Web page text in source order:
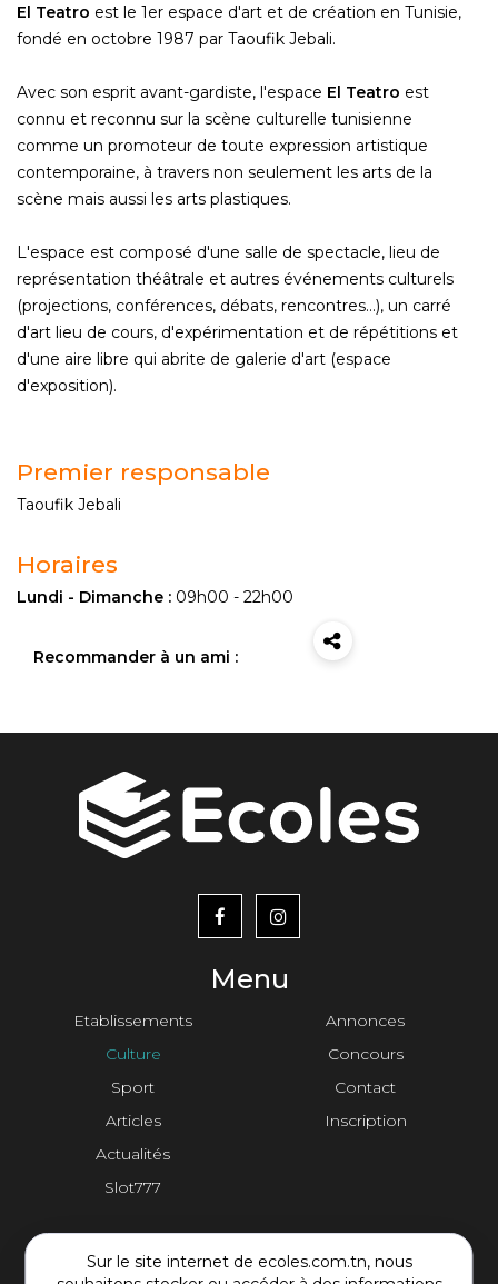
El Teatro est le 1er espace d'art et de création en Tunisie,
fondé en octobre 1987 par Taoufik Jebali.
Avec son esprit avant-gardiste, l'espace El Teatro est
connu et reconnu sur la scène culturelle tunisienne
comme un promoteur de toute expression artistique
contemporaine, à travers non seulement les arts de la
scène mais aussi l​es arts plastiques.
L'espace est composé d'une salle de spectacle, lieu de
représentation théâtrale et autres événements culturels
(projections, conférences, débats, rencontres...), un carré
d'art lieu de cours, d'expérimentation et de répétitions et
d'une aire libre qui abrite de galerie d'art (espace
d'exposition).
Premier responsable
Taoufik Jebali
Horaires
Lundi - Dimanche : 09h00 - 22h00
Recommander à un ami :
Sur le site internet de ecoles.com.tn, nous
Menu
Etablissements
Culture
Sport
Articles
Actualités
Slot777
menu
footer2
Annonces
Concours
Contact
Inscription
Contact Plateforme